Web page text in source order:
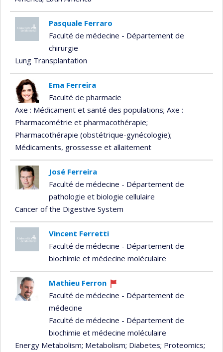
Pasquale Ferraro
Faculté de médecine - Département de
chirurgie
Lung Transplantation
Ema Ferreira
Faculté de pharmacie
Axe : Médicament et santé des populations; Axe :
Pharmacométrie et pharmacothérapie;
Pharmacothérapie (obstétrique-gynécologie);
Médicaments, grossesse et allaitement
José Ferreira
Faculté de médecine - Département de
pathologie et biologie cellulaire
Cancer of the Digestive System
Vincent Ferretti
Faculté de médecine - Département de
biochimie et médecine moléculaire
Mathieu Ferron
Currently
Faculté de médecine - Département de
médecine
Faculté de médecine - Département de
biochimie et médecine moléculaire
Energy Metabolism; Metabolism; Diabetes; Proteomics;